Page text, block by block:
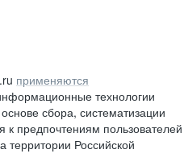
применяются
технологии
сбора, систематизации
к предпочтениям пользователей
территории Российской